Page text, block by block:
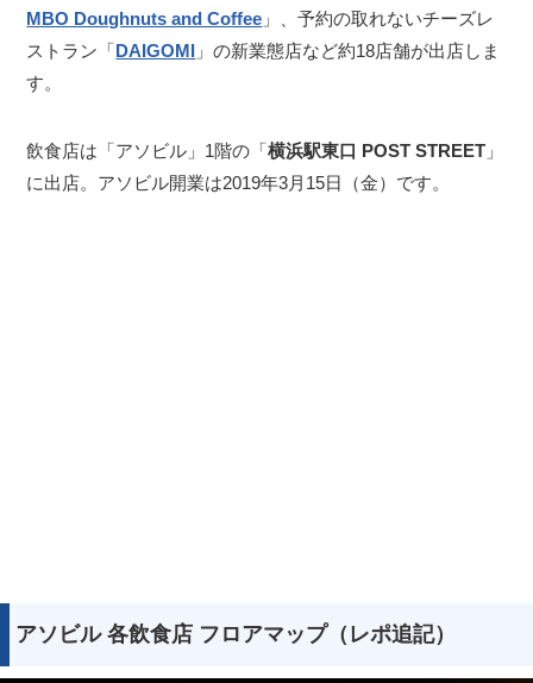
MBO Doughnuts and Coffee 」、予約の取れないチーズレ
ストラン「DAIGOMI 」の新業態店など約18店舗が出店しま
す。
飲食店は「アソビル」1階の「横浜駅東口 POST STREET 」
に出店。アソビル開業は2019年3月15日（金）です。
アソビル 各飲食店 フロアマップ（レポ追記）